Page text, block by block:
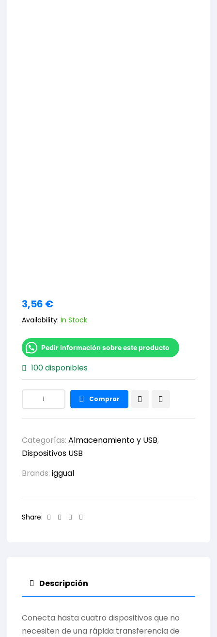
3,56 €
Availability: In Stock
Pedir información sobre este producto
100 disponibles
Comprar
Categorías: Almacenamiento y USB,
Dispositivos USB
Brands: iggual
Share: Facebook
TwitterLinkedin
Descripción
Conecta hasta cuatro dispositivos que no
necesiten de una rápida transferencia de